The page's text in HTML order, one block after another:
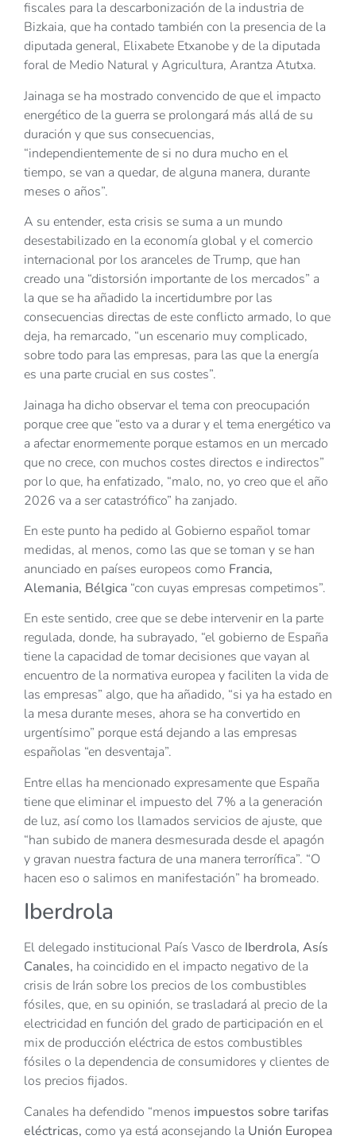
fiscales para la descarbonización de la industria de
Bizkaia, que ha contado también con la presencia de la
diputada general, Elixabete Etxanobe y de la diputada
foral de Medio Natural y Agricultura, Arantza Atutxa.
Jainaga se ha mostrado convencido de que el impacto
energético de la guerra se prolongará más allá de su
duración y que sus consecuencias,
“independientemente de si no dura mucho en el
tiempo, se van a quedar, de alguna manera, durante
meses o años”.
A su entender, esta crisis se suma a un mundo
desestabilizado en la economía global y el comercio
internacional por los aranceles de Trump, que han
creado una “distorsión importante de los mercados” a
la que se ha añadido la incertidumbre por las
consecuencias directas de este conflicto armado, lo que
deja, ha remarcado, “un escenario muy complicado,
sobre todo para las empresas, para las que la energía
es una parte crucial en sus costes”.
Jainaga ha dicho observar el tema con preocupación
porque cree que “esto va a durar y el tema energético va
a afectar enormemente porque estamos en un mercado
que no crece, con muchos costes directos e indirectos”
por lo que, ha enfatizado, “malo, no, yo creo que el año
2026 va a ser catastrófico” ha zanjado.
En este punto ha pedido al Gobierno español tomar
medidas, al menos, como las que se toman y se han
anunciado en países europeos como Francia,
Alemania, Bélgica “con cuyas empresas competimos”.
En este sentido, cree que se debe intervenir en la parte
regulada, donde, ha subrayado, “el gobierno de España
tiene la capacidad de tomar decisiones que vayan al
encuentro de la normativa europea y faciliten la vida de
las empresas” algo, que ha añadido, “si ya ha estado en
la mesa durante meses, ahora se ha convertido en
urgentísimo” porque está dejando a las empresas
españolas “en desventaja”.
Entre ellas ha mencionado expresamente que España
tiene que eliminar el impuesto del 7% a la generación
de luz, así como los llamados servicios de ajuste, que
“han subido de manera desmesurada desde el apagón
y gravan nuestra factura de una manera terrorífica”. “O
hacen eso o salimos en manifestación” ha bromeado.
Iberdrola
El delegado institucional País Vasco de Iberdrola, Asís
Canales, ha coincidido en el impacto negativo de la
crisis de Irán sobre los precios de los combustibles
fósiles, que, en su opinión, se trasladará al precio de la
electricidad en función del grado de participación en el
mix de producción eléctrica de estos combustibles
fósiles o la dependencia de consumidores y clientes de
los precios fijados.
Canales ha defendido “menos impuestos sobre tarifas
eléctricas, como ya está aconsejando la Unión Europea